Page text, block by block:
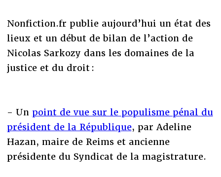
Nonfiction.fr publie aujourd’hui un état des
lieux et un début de bilan de l’action de
Nicolas Sarkozy dans les domaines de la
justice et du droit :
- Un point de vue sur le populisme pénal du
président de la République, par Adeline
Hazan, maire de Reims et ancienne
présidente du Syndicat de la magistrature.